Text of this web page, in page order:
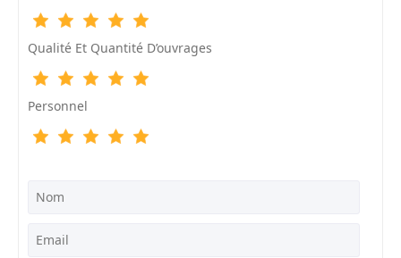
Qualité Et Quantité D’ouvrages
Personnel